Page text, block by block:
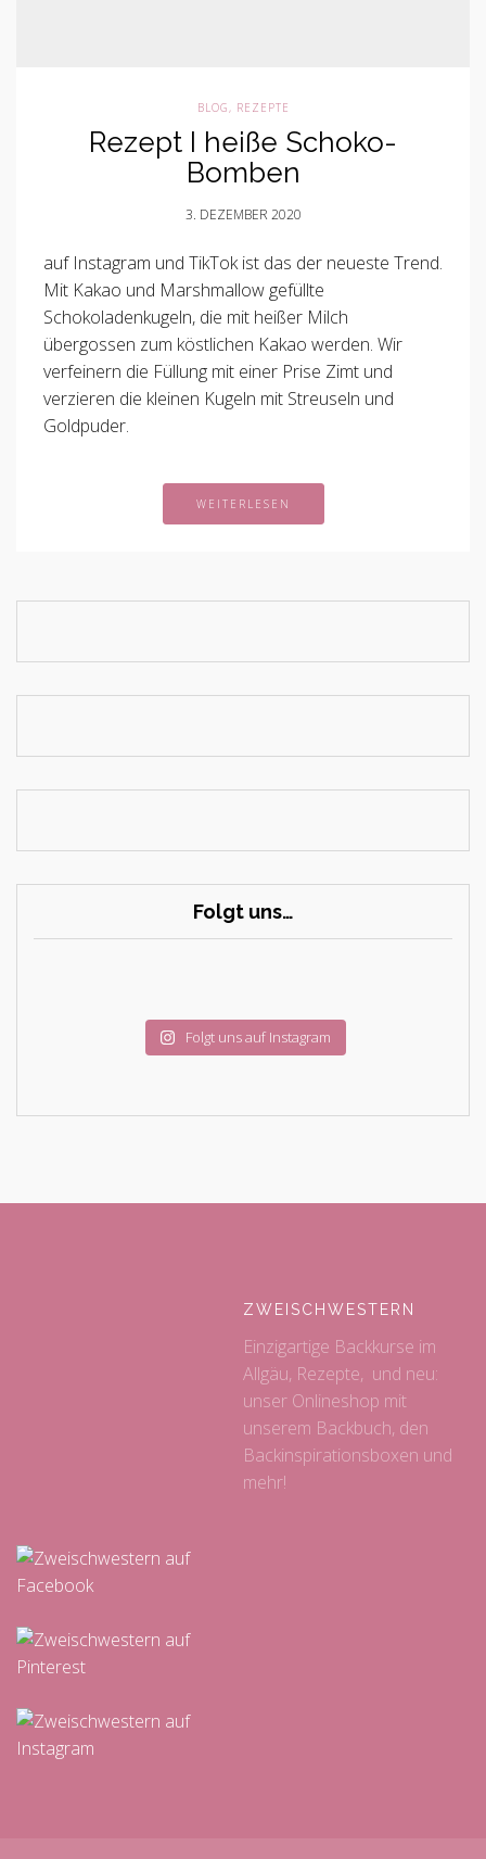
BLOG, REZEPTE
Rezept I heiße Schoko-
Bomben
3. DEZEMBER 2020
auf Instagram und TikTok ist das der neueste Trend.
Mit Kakao und Marshmallow gefüllte
Schokoladenkugeln, die mit heißer Milch
übergossen zum köstlichen Kakao werden. Wir
verfeinern die Füllung mit einer Prise Zimt und
verzieren die kleinen Kugeln mit Streuseln und
Goldpuder.
WEITERLESEN
Folgt uns…
Folgt uns auf Instagram
ZWEISCHWESTERN
Einzigartige Backkurse im
Allgäu, Rezepte, und neu:
unser Onlineshop mit
unserem Backbuch, den
Backinspirationsboxen und
mehr!